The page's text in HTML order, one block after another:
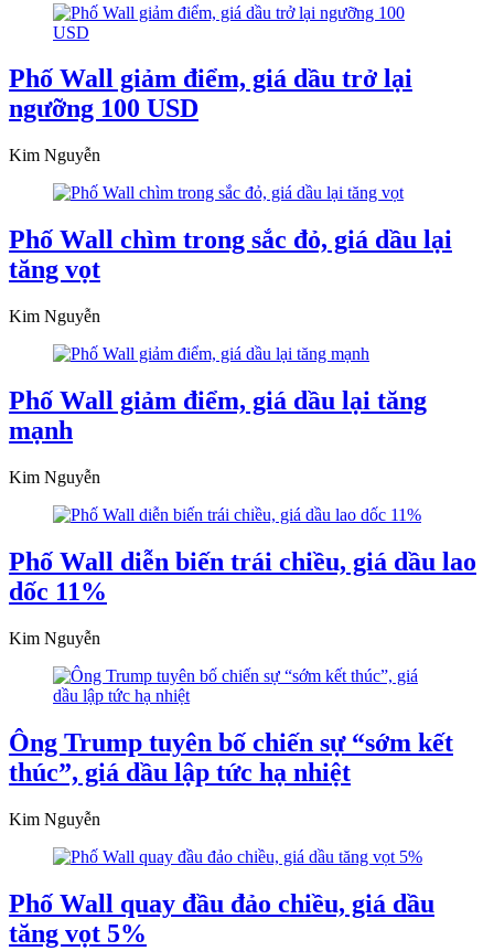
Phố Wall giảm điểm, giá dầu trở lại
ngưỡng 100 USD
Kim Nguyễn
Phố Wall chìm trong sắc đỏ, giá dầu lại
tăng vọt
Kim Nguyễn
Phố Wall giảm điểm, giá dầu lại tăng
mạnh
Kim Nguyễn
Phố Wall diễn biến trái chiều, giá dầu lao
dốc 11%
Kim Nguyễn
Ông Trump tuyên bố chiến sự “sớm kết
thúc”, giá dầu lập tức hạ nhiệt
Kim Nguyễn
Phố Wall quay đầu đảo chiều, giá dầu
tăng vọt 5%